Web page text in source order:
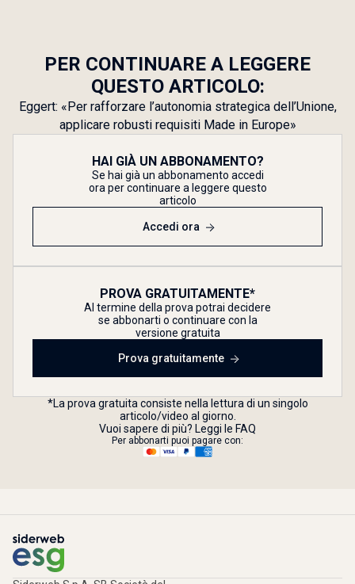
PER CONTINUARE A LEGGERE
QUESTO ARTICOLO:
Eggert: «Per rafforzare l’autonomia strategica dell’Unione,
applicare robusti requisiti Made in Europe»
HAI GIÀ UN ABBONAMENTO?
Se hai già un abbonamento accedi
ora per continuare a leggere questo
articolo
Accedi ora
PROVA GRATUITAMENTE*
Al termine della prova potrai decidere
se abbonarti o continuare con la
versione gratuita
Prova gratuitamente
*La prova gratuita consiste nella lettura di un singolo
articolo/video al giorno.
Vuoi sapere di più? Leggi le FAQ
Per abbonarti puoi pagare con: